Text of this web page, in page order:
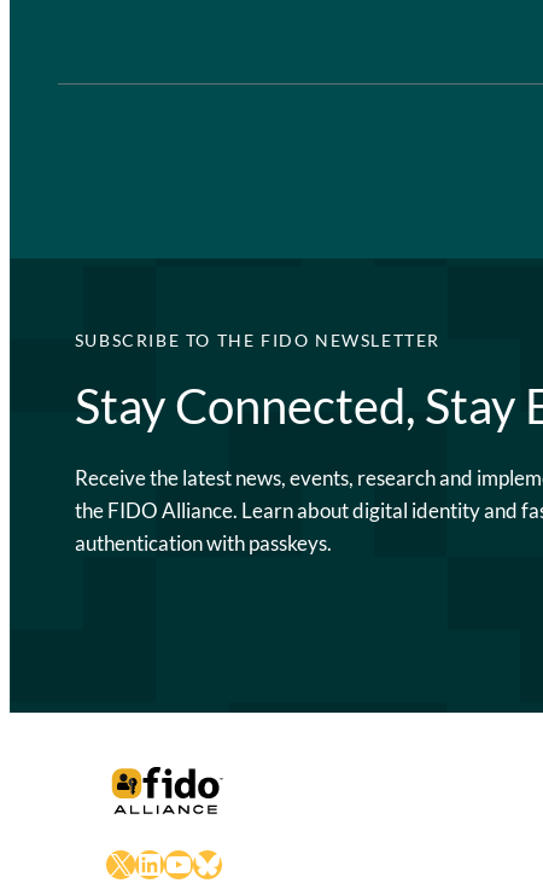
SUBSCRIBE TO THE FIDO NEWSLETTER
Stay Connected, Stay
Receive the latest news, events, research and
the FIDO Alliance. Learn about digital identity and
authentication with passkeys.
X LinkedIn
YouTube
Bluesky